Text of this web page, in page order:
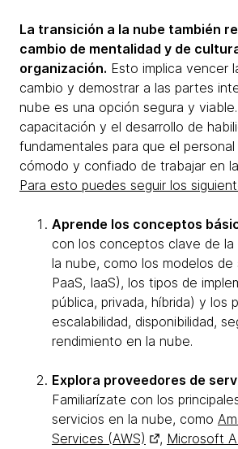
La transición a la nube también
cambio de mentalidad y de
organización. Esto implica vencer
cambio y demostrar a las partes
nube es una opción segura y
capacitación y el desarrollo de
fundamentales para que el
cómodo y confiado de trabajar en
Para esto puedes seguir los
Aprende los conceptos
con los conceptos clave de la
la nube, como los modelos de
PaaS, IaaS), los tipos de
pública, privada, híbrida) y los
escalabilidad, disponibilidad,
rendimiento en la nube.
Explora proveedores de
Familiarízate con los
servicios en la nube, como
Services (AWS)
, Microsoft